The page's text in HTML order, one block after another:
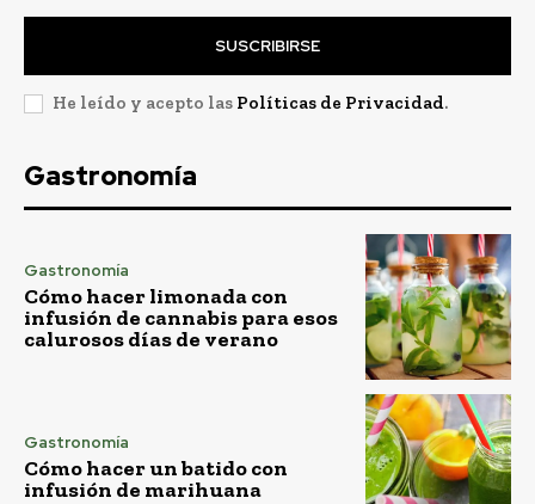
SUSCRIBIRSE
He leído y acepto las Políticas de Privacidad.
Gastronomía
Gastronomía
Cómo hacer limonada con
infusión de cannabis para esos
calurosos días de verano
Gastronomía
Cómo hacer un batido con
infusión de marihuana